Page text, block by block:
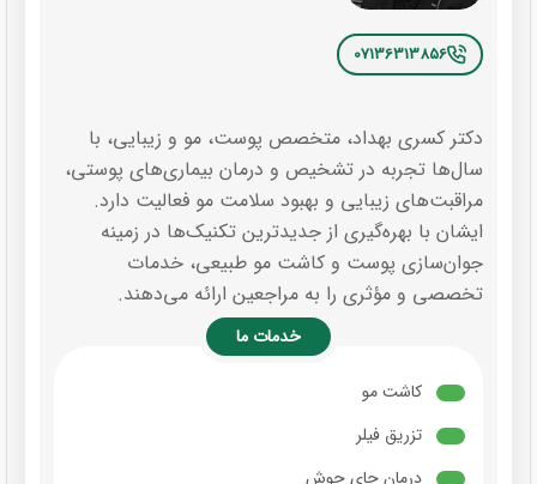
07136313856
دکتر کسری بهداد، متخصص پوست، مو و زیبایی، با
سال‌ها تجربه در تشخیص و درمان بیماری‌های پوستی،
مراقبت‌های زیبایی و بهبود سلامت مو فعالیت دارد.
ایشان با بهره‌گیری از جدیدترین تکنیک‌ها در زمینه
جوان‌سازی پوست و کاشت مو طبیعی، خدمات
تخصصی و مؤثری را به مراجعین ارائه می‌دهند.
خدمات ما
کاشت مو
تزریق فیلر
درمان جای جوش